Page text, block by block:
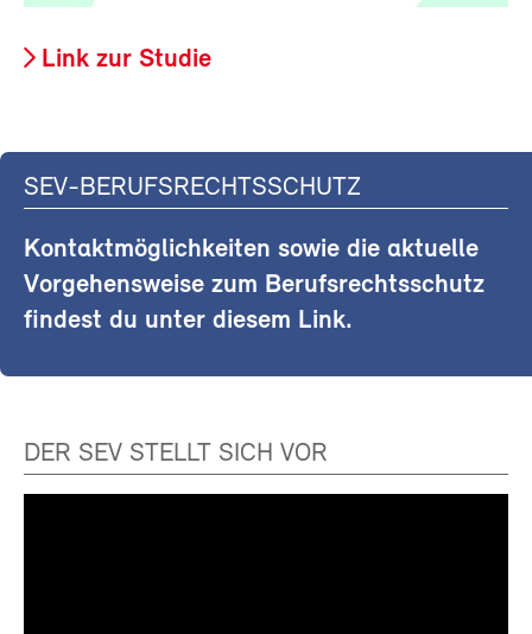
Link zur Studie
SEV-BERUFSRECHTSSCHUTZ
Kontaktmöglichkeiten sowie die aktuelle
Vorgehensweise zum Berufsrechtsschutz
findest du unter diesem Link.
DER SEV STELLT SICH VOR